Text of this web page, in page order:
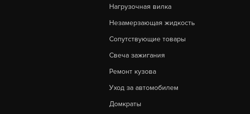
Нагрузочная вилка
Незамерзающая жидкость
Сопутствующие товары
Свеча зажигания
Ремонт кузова
Уход за автомобилем
Домкраты